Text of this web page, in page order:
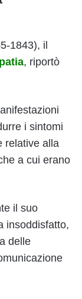
1843), il
, riportò
i sintomi
relative alla
a cui erano
il suo
insoddisfatto,
delle